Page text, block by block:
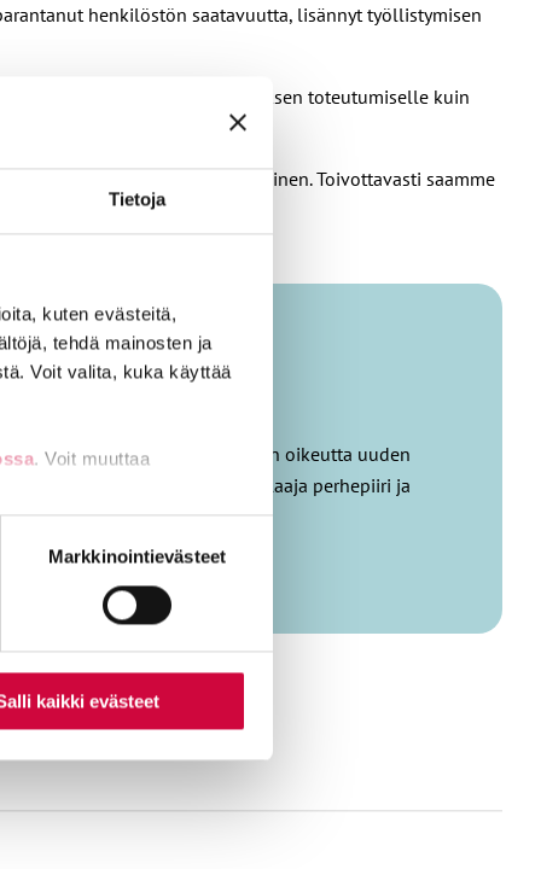
Tietoja
kuten evästeitä,
tehdä mainosten ja
Voit valita, kuka käyttää
. Voit muuttaa
tai
Markkinointievästeet
kaikki evästeet
henkilöstön saatavuutta, lisännyt työllistymisen
laadukkaan varhaiskasvatuksen toteutumiselle kuin
riittävyydestä on yhteinen. Toivottavasti saamme
missiona on puolustaa jokaisen oikeutta uuden
lähellä sydäntä, kuten myös laaja perhepiiri ja